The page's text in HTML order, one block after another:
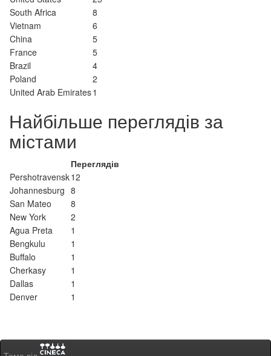
South Africa
8
Vietnam
6
China
5
France
5
Brazil
4
Poland
2
United Arab Emirates1
Найбільше переглядів за
містами
Переглядів
Pershotravensk12
Johannesburg 8
San Mateo
8
New York
2
Agua Preta
1
Bengkulu
1
Buffalo
1
Cherkasy
1
Dallas
1
Denver
1